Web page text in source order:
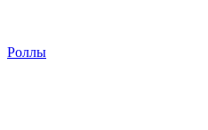
Роллы